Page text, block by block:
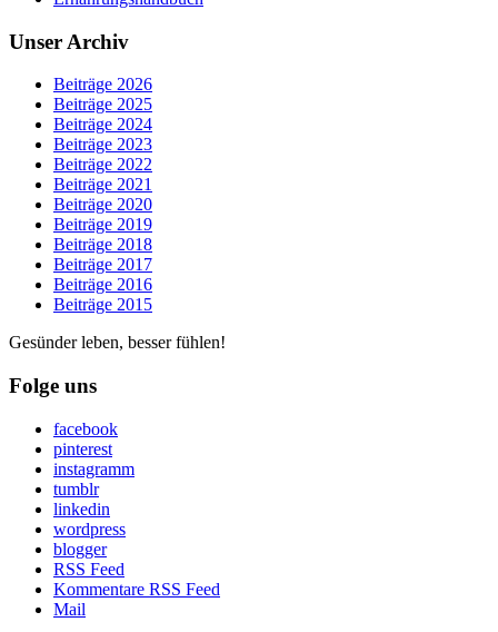
Unser Archiv
Beiträge 2026
Beiträge 2025
Beiträge 2024
Beiträge 2023
Beiträge 2022
Beiträge 2021
Beiträge 2020
Beiträge 2019
Beiträge 2018
Beiträge 2017
Beiträge 2016
Beiträge 2015
Gesünder leben, besser fühlen!
Folge uns
facebook
pinterest
instagramm
tumblr
linkedin
wordpress
blogger
RSS Feed
Kommentare RSS Feed
Mail